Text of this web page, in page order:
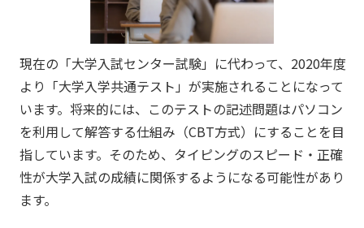
現在の「大学入試センター試験」に代わって、2020年度
より「大学入学共通テスト」が実施されることになって
います。将来的には、このテストの記述問題はパソコン
を利用して解答する仕組み（CBT方式）にすることを目
指しています。そのため、タイピングのスピード・正確
性が大学入試の成績に関係するようになる可能性があり
ます。